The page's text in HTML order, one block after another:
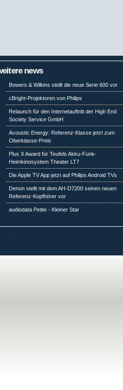
news
Bowers & Wilkins stellt die neue Serie 600 vor
cBright-Projektoren von Philips
Relaunch für den Internetauftritt der High End
Society Service GmbH
Acoustic Energy: Referenz-Klasse jetzt zum
Oberklasse-Preis
Plus X Award für Teufels Akku-Funk-
Heimkinosystem Theater LT7
Die Apple TV App jetzt auf Philips Android TVs
Denon stellt mit dem AH-D7200 seinen neuen
Referenz-Kopfhörer vor
audiodata Petite - Kleiner Star